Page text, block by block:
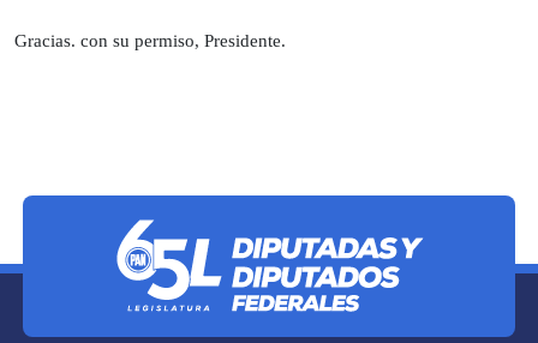
Gracias. con su permiso, Presidente.